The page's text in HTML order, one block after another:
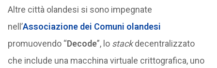
Altre città olandesi si sono impegnate
nell’Associazione dei Comuni olandesi
promuovendo “Decode”, lo stackdecentralizzato
che include una macchina virtuale crittografica, uno